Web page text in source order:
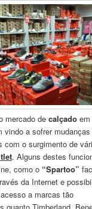
mercado de calçado em
vindo a sofrer mudanças
com o surgimento de
. Alguns destes
como o “Spartoo”
da Internet e
a marcas tão